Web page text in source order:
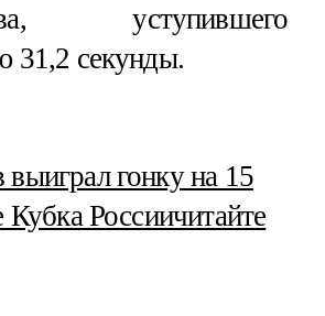
уступившего
31,2 секунды.
гонку на 15
Кубка Россиичитайте